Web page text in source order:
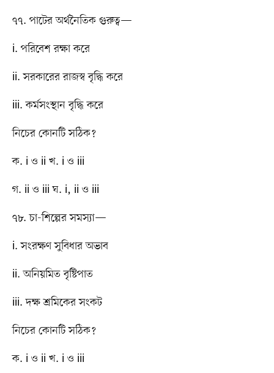
৭৭. পাটের অর্থনৈতিক গুরুত্ব—
i. পরিবেশ রক্ষা করে
ii. সরকারের রাজস্ব বৃদ্ধি করে
iii. কর্মসংস্থান বৃদ্ধি করে
নিচের কোনটি সঠিক?
ক. i ও ii খ. i ও iii
গ. ii ও iii ঘ. i, ii ও iii
৭৮. চা-শিল্পের সমস্যা—
i. সংরক্ষণ সুবিধার অভাব
ii. অনিয়মিত বৃষ্টিপাত
iii. দক্ষ শ্রমিকের সংকট
নিচের কোনটি সঠিক?
ক. i ও ii খ. i ও iii